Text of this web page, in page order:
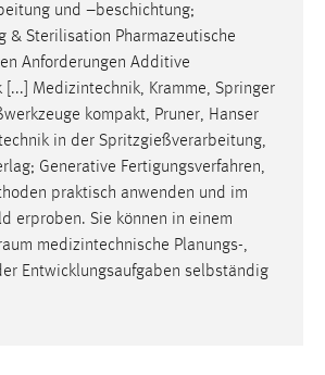
und –beschichtung;
& Sterilisation Pharmazeutische
Anforderungen Additive
[...] Medizintechnik, Kramme, Springer
kompakt, Pruner, Hanser
in der Spritzgießverarbeitung,
Generative Fertigungsverfahren,
praktisch anwenden und im
erproben. Sie können in einem
medizintechnische Planungs-,
Entwicklungsaufgaben selbständig